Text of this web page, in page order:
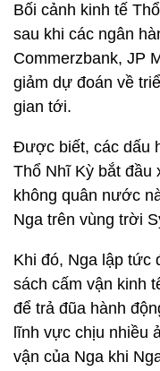
Bối cảnh kinh tế
sau khi các ngân
Commerzbank, JP
giảm dự đoán về
gian tới.
Được biết, các dấu
Thổ Nhĩ Kỳ bắt đầu
không quân nước
Nga trên vùng trời
Khi đó, Nga lập tức
sách cấm vận kinh
để trả đũa hành
lĩnh vực chịu nhiều
vận của Nga khi